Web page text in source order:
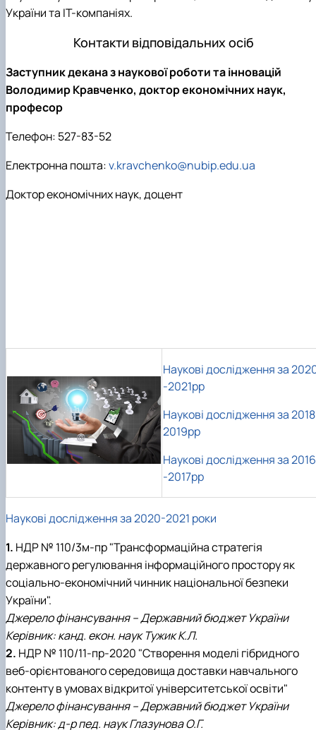
України та ІТ-компаніях.
Контакти відповідальних осіб
Заступник декана з наукової роботи та інновацій
Володимир Кравченко, доктор економічних наук,
професор
Телефон: 527-83-52
Електронна пошта:v.kravchenko@nubip.edu.ua
Доктор економічних наук, доцент
Наукові дослідження за
-2021рр
Наукові дослідження за
2019рр
Наукові дослідження за 2016
-2017рр
Наукові дослідження за 2020-2021 роки
1. НДР № 110/3м-пр "Трансформаційна стратегія
державного регулювання інформаційного простору як
соціально-економічний чинник національної безпеки
України".
Джерело фінансування – Державний бюджет України
Керівник: канд. екон. наук Тужик К.Л.
2. НДР № 110/11-пр-2020 " Створення моделі гібридного
веб-орієнтованого середовища доставки навчального
контенту в умовах відкритої університетської освіти"
Джерело фінансування – Державний бюджет України
Керівник: д-р пед. наук Глазунова О.Г.